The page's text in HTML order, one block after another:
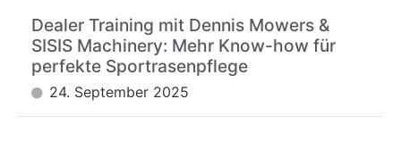
Dealer Training mit Dennis Mowers &
SISIS Machinery: Mehr Know-how für
perfekte Sportrasenpflege
24. September 2025